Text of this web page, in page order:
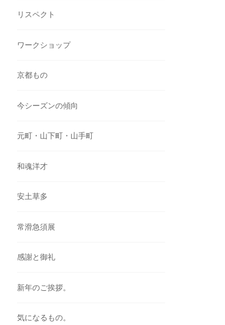
リスペクト
ワークショップ
京都もの
今シーズンの傾向
元町・山下町・山手町
和魂洋才
安土草多
常滑急須展
感謝と御礼
新年のご挨拶。
気になるもの。